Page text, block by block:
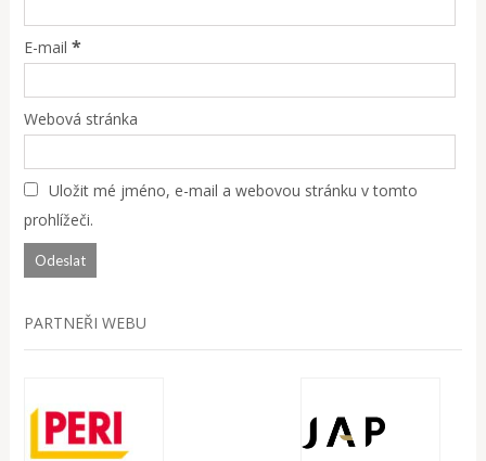
E-mail *
Webová stránka
Uložit mé jméno, e-mail a webovou stránku v tomto
prohlížeči.
PARTNEŘI WEBU